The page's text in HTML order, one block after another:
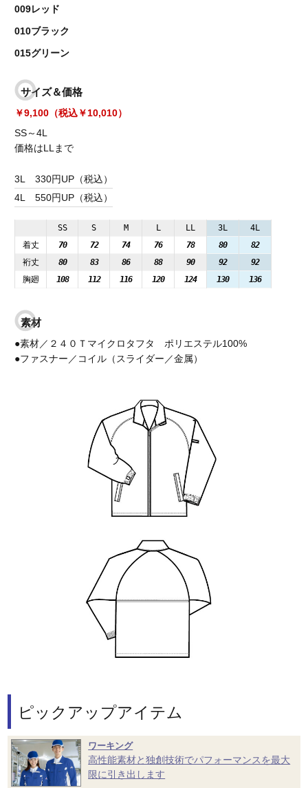
009レッド
010ブラック
015グリーン
サイズ＆価格
￥9,100（税込￥10,010）
SS～4L
価格はLLまで
3L
330円UP（税込）
4L
550円UP（税込）
SS S M L LL 3L
4L
着丈
70 72 74 76 78 80
82
裄丈
80 83 86 88 90 92
92
胸廻
108 112 116 120 124 130 136
素材
●素材／２４０Ｔマイクロタフタ ポリエステル100%
●ファスナー／コイル（スライダー／金属）
ピックアップアイテム
ワーキング
高性能素材と独創技術でパフォーマンスを最大
限に引き出します